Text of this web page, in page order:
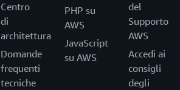
Centro
di
architettura
Domande
frequenti
tecniche
PHP su
AWS
JavaScript
su AWS
del
Supporto
AWS
Accedi ai
consigli
degli